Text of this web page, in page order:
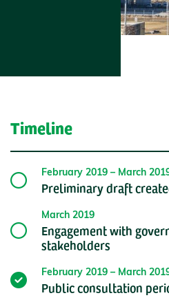
Timeline
February 2019 – March
Preliminary draft
March 2019
Engagement with
stakeholders
February 2019 – March
Public consultation